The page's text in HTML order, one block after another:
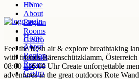
EN
Home
About
Region
Rooms
Gastro
Home
About
Region
Rooms
Gastro
FAQ
Contact
EN
Feel the fresh air & explore breathtaking
with friends Bärenschützklamm, Österreich
08:00 - 16:00 Uhr Create unforgettable
adventures in the great outdoors Rote